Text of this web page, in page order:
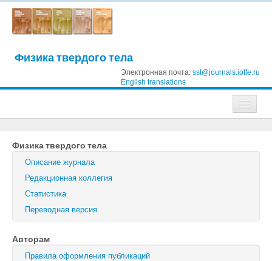
Физика твердого тела
Электронная почта: sst@journals.ioffe.ru
English translations
Журнал технической физики
Письма в Журнал технической физики
Физика твердого тела
Физика и техника полупроводников
Оптика и спектроскопия
Физика твердого тела
Описание журнала
Редакционная коллегия
Статистика
Переводная версия
Авторам
Правила оформления публикаций